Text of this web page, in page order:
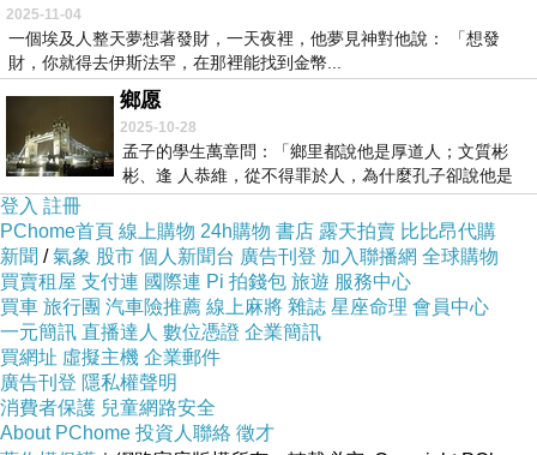
2025-11-04
一個埃及人整天夢想著發財，一天夜裡，他夢見神對他說： 「想發
財，你就得去伊斯法罕，在那裡能找到金幣...
鄉愿
2025-10-28
孟子的學生萬章問：「鄉里都說他是厚道人；文質彬
彬、逢 人恭維，從不得罪於人，為什麼孔子卻說他是
敗壞...
登入 註冊
PChome首頁 線上購物 24h購物 書店 露天拍賣 比比昂代購
新聞 /氣象 股市 個人新聞台 廣告刊登 加入聯播網 全球購物
買賣租屋 支付連 國際連 Pi 拍錢包 旅遊 服務中心
買車 旅行團 汽車險推薦 線上麻將 雜誌 星座命理 會員中心
一元簡訊 直播達人 數位憑證 企業簡訊
買網址 虛擬主機 企業郵件
廣告刊登 隱私權聲明
消費者保護 兒童網路安全
About PChome 投資人聯絡 徵才